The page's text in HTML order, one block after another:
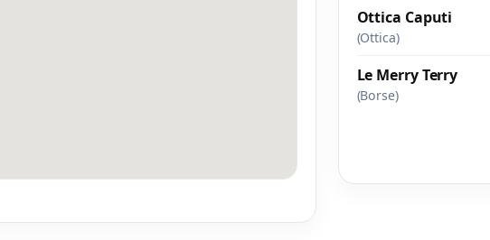
Ottica Caputi
(Ottica)
Le Merry Terry
(Borse)